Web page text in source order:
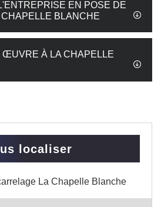
EN POSE DE
BLANCHE
ŒUVRE À LA CHAPELLE
localiser
La Chapelle Blanche